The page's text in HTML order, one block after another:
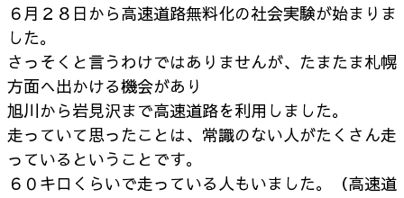
６月２８日から高速道路無料化の社会実験が始まりま
した。
さっそくと言うわけではありませんが、たまたま札幌
方面へ出かける機会があり
旭川から岩見沢まで高速道路を利用しました。
走っていて思ったことは、常識のない人がたくさん走
っているということです。
６０キロくらいで走っている人もいました。（高速道